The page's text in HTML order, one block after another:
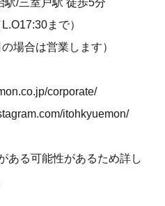
駅/三室戸駅 徒歩5分
まで）
場合は営業します）
corporate/
itohkyuemon/
ある可能性があるため詳し